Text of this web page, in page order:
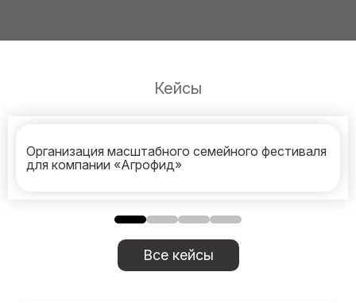
Кейсы
Организация масштабного семейного фестиваля
для компании «Агрофид»
Все кейсы